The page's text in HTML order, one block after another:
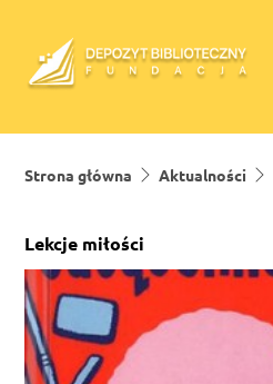
Strona główna Aktualności
Lekcje miłości